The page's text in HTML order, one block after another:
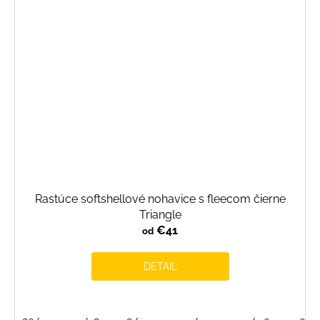
Rastúce softshellové nohavice s fleecom čierne
Triangle
od €41
DETAIL